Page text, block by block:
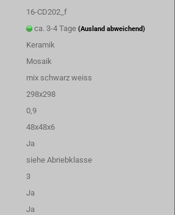
16-CD202_f
ca. 3-4 Tage(Ausland abweichend)
Keramik
Mosaik
mix schwarz weiss
298x298
0,9
48x48x6
Ja
siehe Abriebklasse
3
Ja
Ja